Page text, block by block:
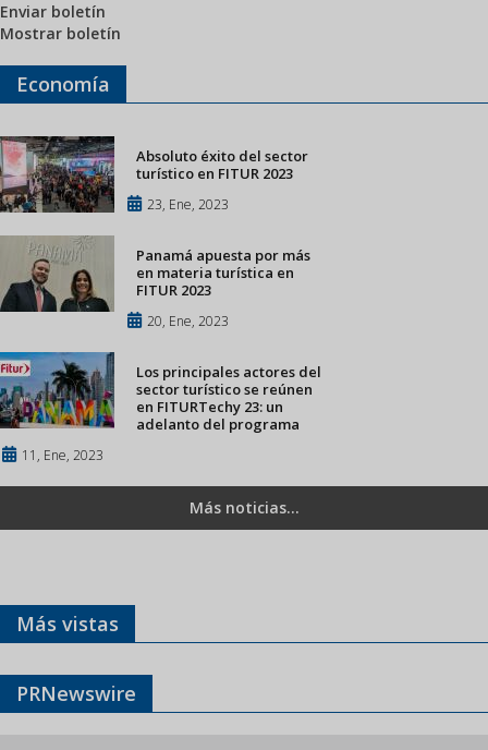
Enviar boletín
Mostrar boletín
Economía
Absoluto éxito del sector
turístico en FITUR 2023
23, Ene, 2023
Panamá apuesta por más
en materia turística en
FITUR 2023
20, Ene, 2023
Los principales actores del
sector turístico se reúnen
en FITURTechy 23: un
adelanto del programa
11, Ene, 2023
Más noticias...
Más vistas
PRNewswire